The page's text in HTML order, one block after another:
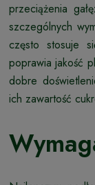
przeciążenia
szczególnych
często stosuje
poprawia jakość
dobre
ich zawartość